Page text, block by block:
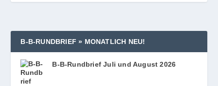
B‑B‑RUNDBRIEF » MONATLICH NEU!
B‑B-Rundbrief Juli und August 2026